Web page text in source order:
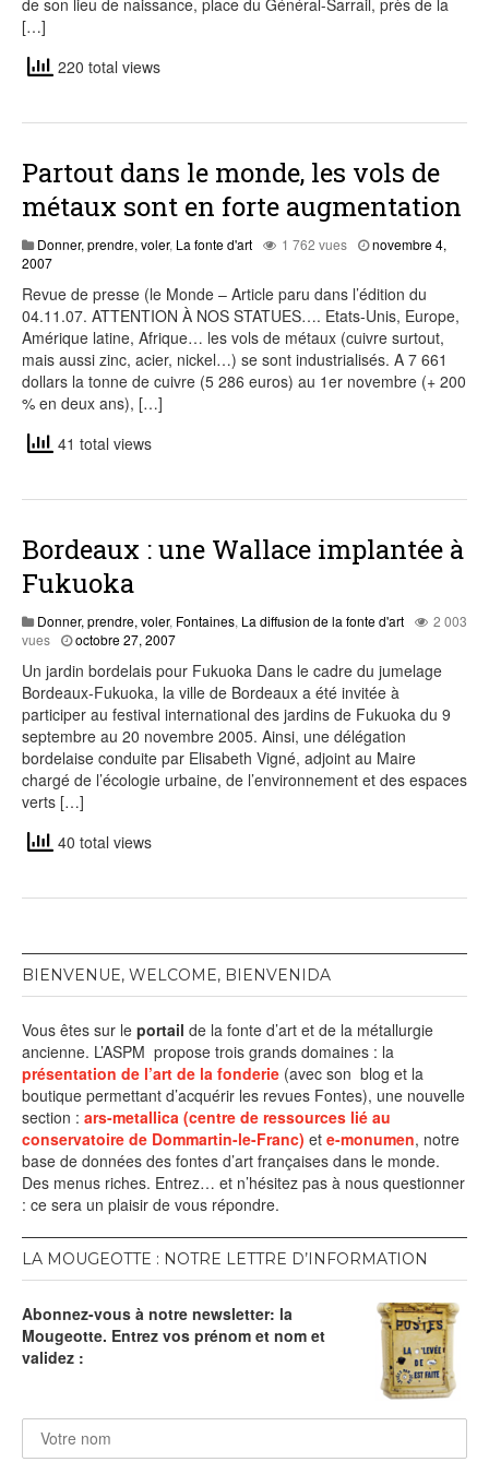
de son lieu de naissance, place du Général-Sarrail, près de la
[…]
220 total views
Partout dans le monde, les vols de
métaux sont en forte augmentation
Donner, prendre, voler, La fonte d'art 1 762 vues
novembre 4,
2007juillet
2015
Revue de presse (le Monde – Article paru dans l’édition du
04.11.07. ATTENTION À NOS STATUES…. Etats-Unis, Europe,
Amérique latine, Afrique… les vols de métaux (cuivre surtout,
mais aussi zinc, acier, nickel…) se sont industrialisés. A 7 661
dollars la tonne de cuivre (5 286 euros) au 1er novembre (+ 200
% en deux ans), […]
41 total views
Bordeaux : une Wallace implantée à
Fukuoka
Donner, prendre, voler, Fontaines, La diffusion de la fonte d'art
2 003
vues
octobre 27, 2007juillet
2015
Un jardin bordelais pour Fukuoka Dans le cadre du jumelage
Bordeaux-Fukuoka, la ville de Bordeaux a été invitée à
participer au festival international des jardins de Fukuoka du 9
septembre au 20 novembre 2005. Ainsi, une délégation
bordelaise conduite par Elisabeth Vigné, adjoint au Maire
chargé de l’écologie urbaine, de l’environnement et des espaces
verts […]
40 total views
BIENVENUE, WELCOME, BIENVENIDA
Vous êtes sur le portail de la fonte d’art et de la métallurgie
ancienne. L’ASPM propose trois grands domaines : la
présentation de l’art de la fonderie (avec son blog et la
boutique permettant d’acquérir les revues Fontes), une nouvelle
section : ars-metallica (centre de ressources lié au
conservatoire de Dommartin-le-Franc) et e-monumen, notre
base de données des fontes d’art françaises dans le monde.
Des menus riches. Entrez… et n’hésitez pas à nous questionner
: ce sera un plaisir de vous répondre.
LA MOUGEOTTE : NOTRE LETTRE D’INFORMATION
Abonnez-vous à notre newsletter: la
Mougeotte. Entrez vos prénom et nom et
validez :